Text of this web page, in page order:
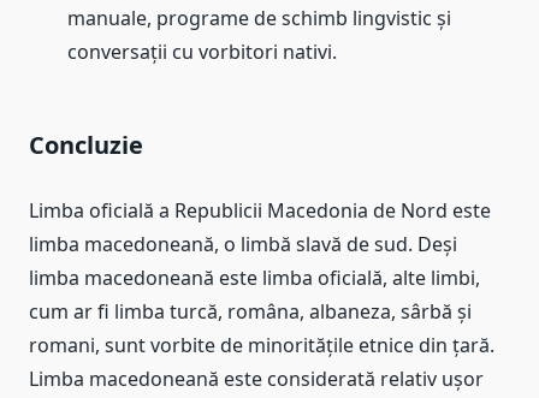
manuale, programe de schimb lingvistic și
conversații cu vorbitori nativi.
Concluzie
Limba oficială a Republicii Macedonia de Nord este
limba macedoneană, o limbă slavă de sud. Deși
limba macedoneană este limba oficială, alte limbi,
cum ar fi limba turcă, româna, albaneza, sârbă și
romani, sunt vorbite de minoritățile etnice din țară.
Limba macedoneană este considerată relativ ușor